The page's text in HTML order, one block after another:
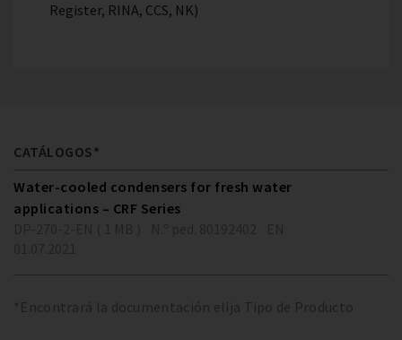
Register, RINA, CCS, NK)
CATÁLOGOS*
Water-cooled condensers for fresh water
applications – CRF Series
*Encontrará la documentación elija Tipo de Producto